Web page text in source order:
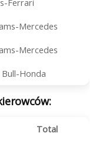
Ferrari
Mercedes
Mercedes
Bull-Honda
Total